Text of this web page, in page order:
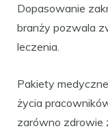
Dopasowanie
branży pozwala
leczenia.
Pakiety
życia
zarówno zdrowie